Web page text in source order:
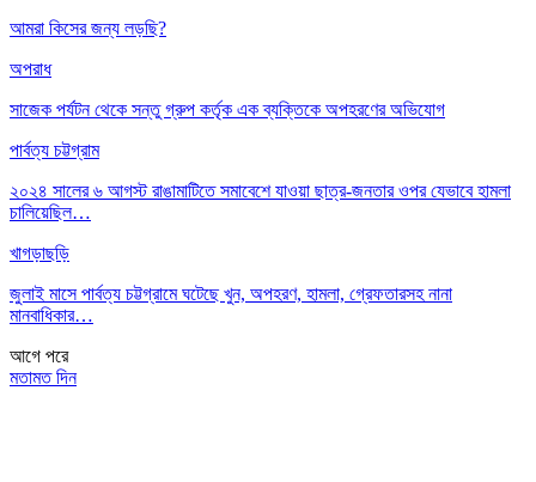
আমরা কিসের জন্য লড়ছি?
অপরাধ
সাজেক পর্যটন থেকে সন্তু গ্রুপ কর্তৃক এক ব্যক্তিকে অপহরণের অভিযোগ
পার্বত্য চট্টগ্রাম
২০২৪ সালের ৬ আগস্ট রাঙামাটিতে সমাবেশে যাওয়া ছাত্র-জনতার ওপর যেভাবে হামলা
চালিয়েছিল…
খাগড়াছড়ি
জুলাই মাসে পার্বত্য চট্টগ্রামে ঘটেছে খুন, অপহরণ, হামলা, গ্রেফতারসহ নানা
মানবাধিকার…
আগে পরে
মতামত দিন